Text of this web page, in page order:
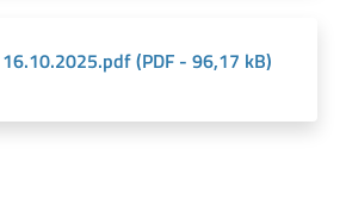
(PDF - 96,17 kB)